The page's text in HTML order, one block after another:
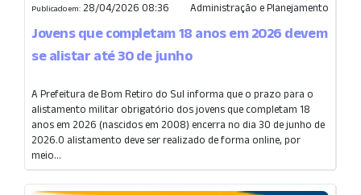
Publicado em: 28/04/2026 08:36 Administração e Planejamento
Jovens que completam 18 anos em 2026 devem
se alistar até 30 de junho
A Prefeitura de Bom Retiro do Sul informa que o prazo para o
alistamento militar obrigatório dos jovens que completam 18
anos em 2026 (nascidos em 2008) encerra no dia 30 de junho de
2026.O alistamento deve ser realizado de forma online, por
meio...